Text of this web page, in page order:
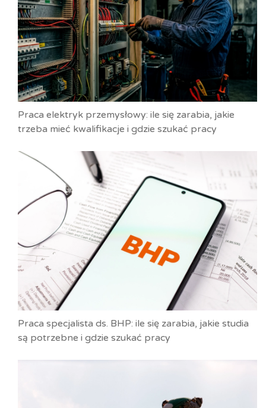
Praca elektryk przemysłowy: ile się zarabia, jakie
trzeba mieć kwalifikacje i gdzie szukać pracy
Praca specjalista ds. BHP: ile się zarabia, jakie studia
są potrzebne i gdzie szukać pracy